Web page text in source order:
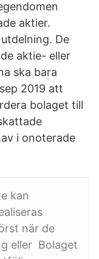
aktier.
De
aktie- eller
ska bara
2019 att
bolaget till
i onoterade
kan
när de
eller Bolaget